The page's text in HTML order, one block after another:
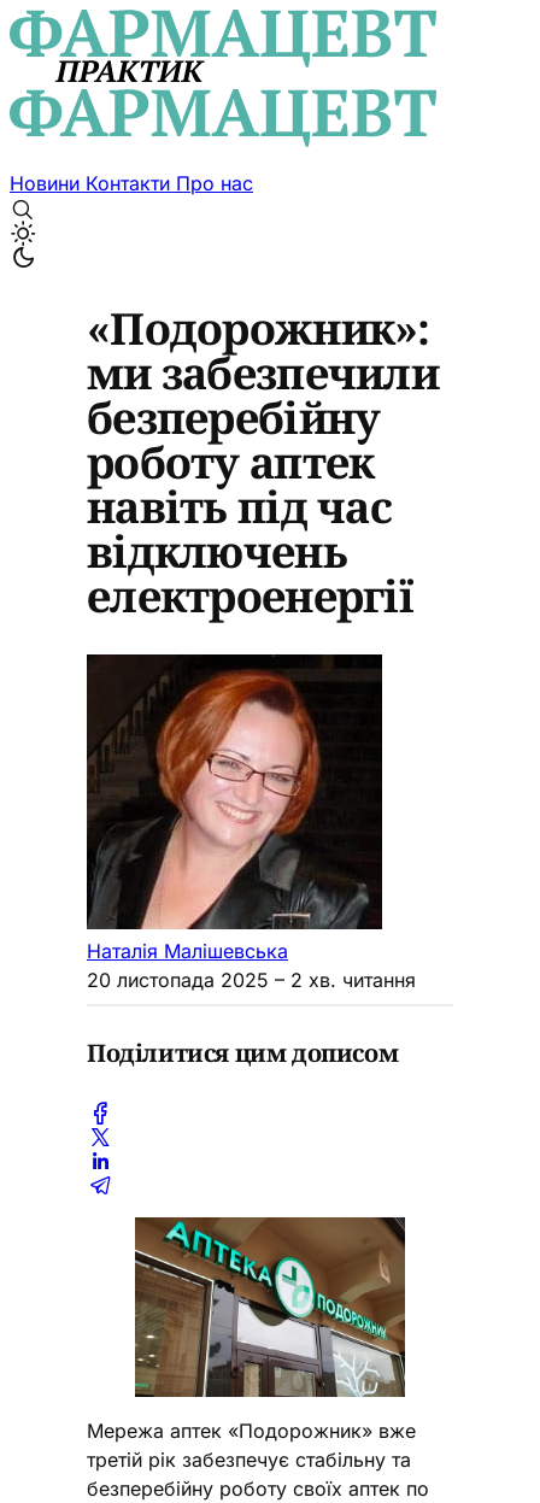
Новини Контакти Про нас
«Подорожник»:
ми забезпечили
безперебійну
роботу аптек
навіть під час
відключень
електроенергії
Наталія Малішевська
20 листопада 2025 – 2 хв. читання
Поділитися цим дописом
Мережа аптек «Подорожник» вже
третій рік забезпечує стабільну та
безперебійну роботу своїх аптек по